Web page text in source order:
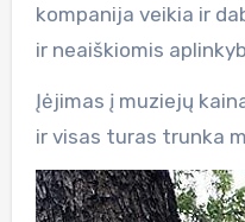
kompanija veikia ir
ir neaiškiomis
Įėjimas į muziejų
ir visas turas trunka